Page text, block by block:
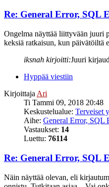
Re: General Error, SQL
Ongelma näyttää liittyvään juuri
keksiä ratkaisun, kun päivätöiltä
iksnah kirjoitti:Juuri
Hyppää viestiin
Kirjoittaja Ari
Ti Tammi 09, 2018 20:48
Keskustelualue: Terveiset
Aihe: General Error, SQL
Vastaukset: 14
Luettu: 76114
Re: General Error, SQL
Näin näyttää olevan, eli